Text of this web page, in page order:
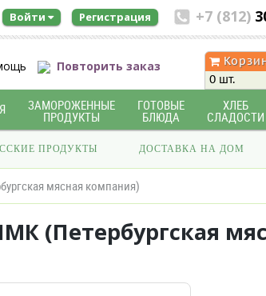
+7 (812)
Войти Регистрация
Повторить заказ
0 шт.
ЗАМОРОЖЕННЫЕ
ПРОДУКТЫ
ГОТОВЫЕ
БЛЮДА
ХЛЕБ
СЛАДОСТИ
ПРОДУКТЫ ДОСТАВКА НА ДОМ
мясная компания)
(Петербургская